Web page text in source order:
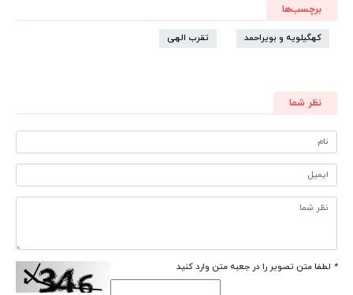
برچسب‌ها
کهگیلویه و بویراحمد تقرب الهی
نظر شما
* لطفا متن تصویر را در جعبه متن وارد کنید